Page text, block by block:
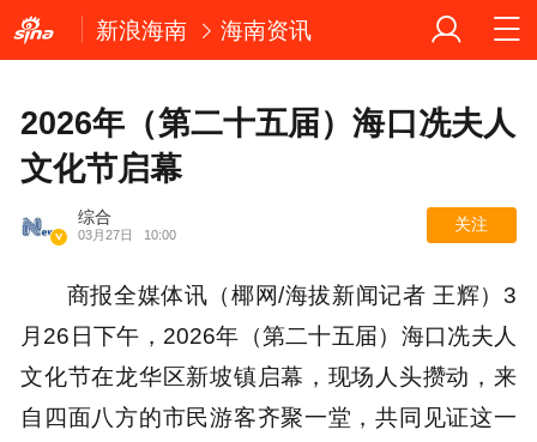
新浪海南 海南资讯
2026年（第二十五届）海口冼夫人
文化节启幕
综合
03月27日 10:00
关注
商报全媒体讯（椰网/海拔新闻记者 王辉）3
月26日下午，2026年（第二十五届）海口冼夫人
文化节在龙华区新坡镇启幕，现场人头攒动，来
自四面八方的市民游客齐聚一堂，共同见证这一